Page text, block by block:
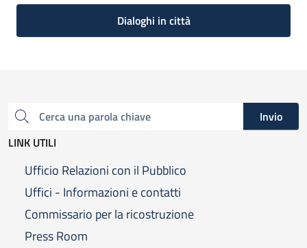
Dialoghi in città
Cerca una parola chiave
Invio
LINK UTILI
Ufficio Relazioni con il Pubblico
Uffici - Informazioni e contatti
Commissario per la ricostruzione
Press Room